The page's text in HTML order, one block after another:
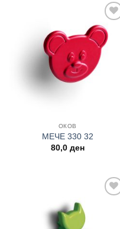
Add to
wishlist
ОКОВ
МЕЧЕ 330 32
80,0 ден